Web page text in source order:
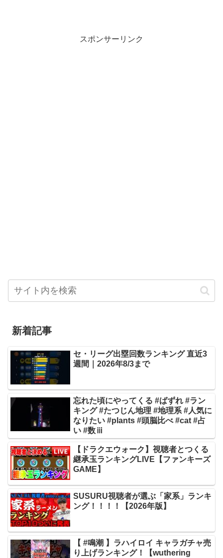
スポンサーリンク
新着記事
セ・リーグ出塁回数ランキング 直近3
週間｜2026年8/3まで
忘れた頃にやってくる #ばずれ #ラン
キング #たつじん地理 #地理系 #人気に
なりたい #plants #頭脳比べ #cat #占
い #数ⅲ
【ドラクエウォーク】視聴者とつくる
継承玉ランキングLIVE【ファンキーズ
GAME】
SUSURU視聴者が選ぶ「家系」ランキ
ング！！！！【2026年版】
【 #鳴潮 】ラハイロイ キャラガチャ売
り上げランキング！【wuthering